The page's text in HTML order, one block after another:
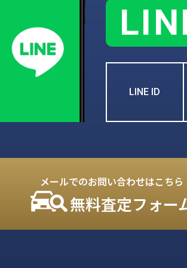
LINE ID
メールでのお問い合わせはこちら
無料査定フォー